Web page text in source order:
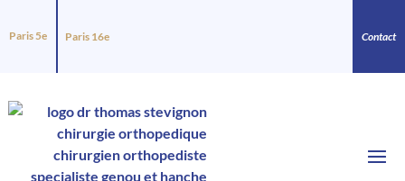
Paris 5e Paris 16e Contact